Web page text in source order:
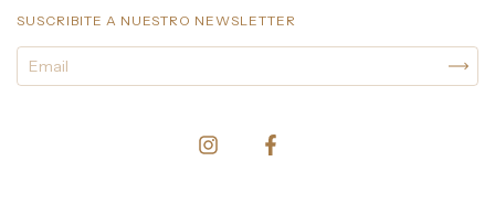
SUSCRIBITE A NUESTRO NEWSLETTER